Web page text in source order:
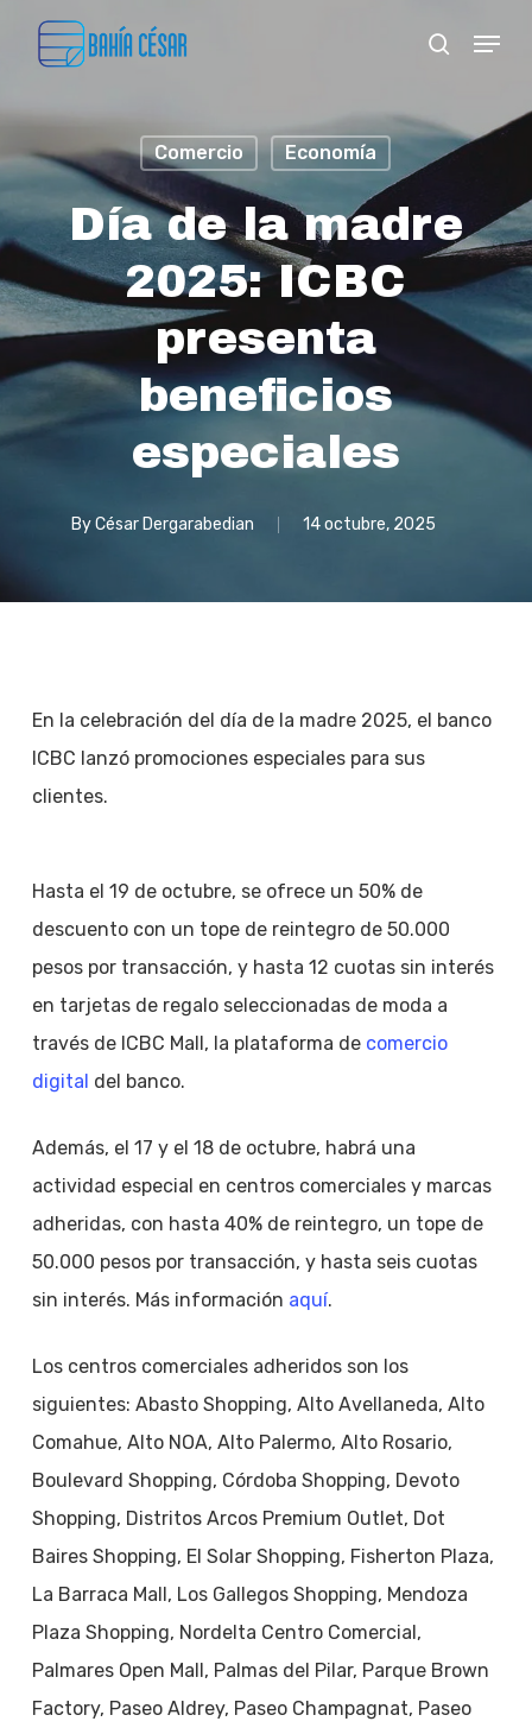
search
Menu
Comercio Economía
Día de la madre
2025: ICBC
presenta
beneficios
especiales
By César Dergarabedian 14 octubre, 2025
En la celebración del día de la madre 2025, el banco
ICBC lanzó promociones especiales para sus
clientes.
Hasta el 19 de octubre, se ofrece un 50% de
descuento con un tope de reintegro de 50.000
pesos por transacción, y hasta 12 cuotas sin interés
en tarjetas de regalo seleccionadas de moda a
través de ICBC Mall, la plataforma de comercio
digital del banco.
Además, el 17 y el 18 de octubre, habrá una
actividad especial en centros comerciales y marcas
adheridas, con hasta 40% de reintegro, un tope de
50.000 pesos por transacción, y hasta seis cuotas
sin interés. Más información aquí.
Los centros comerciales adheridos son los
siguientes: Abasto Shopping, Alto Avellaneda, Alto
Comahue, Alto NOA, Alto Palermo, Alto Rosario,
Boulevard Shopping, Córdoba Shopping, Devoto
Shopping, Distritos Arcos Premium Outlet, Dot
Baires Shopping, El Solar Shopping, Fisherton Plaza,
La Barraca Mall, Los Gallegos Shopping, Mendoza
Plaza Shopping, Nordelta Centro Comercial,
Palmares Open Mall, Palmas del Pilar, Parque Brown
Factory, Paseo Aldrey, Paseo Champagnat, Paseo
Menu